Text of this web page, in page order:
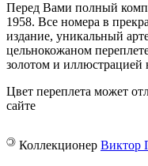
Перед Вами полный
1958. Все номера в
издание, уникальный
цельнокожаном
золотом и иллюстрацией
Цвет переплета может
сайте
© Коллекционер Виктор